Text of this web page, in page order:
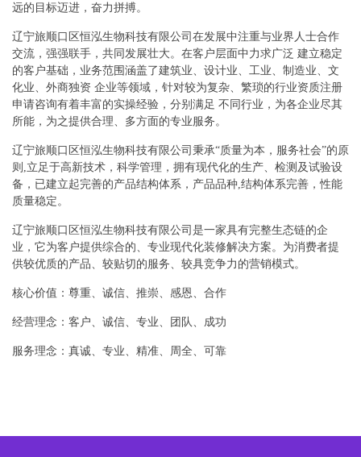
远的目标迈进，奋力拼搏。
辽宁旅顺口区恒泓生物科技有限公司在发展中注重与业界人士合作
交流，强强联手，共同发展壮大。在客户层面中力求广泛 建立稳定
的客户基础，业务范围涵盖了建筑业、设计业、工业、制造业、文
化业、外商独资 企业等领域，针对较为复杂、繁琐的行业资质注册
申请咨询有着丰富的实操经验，分别满足 不同行业，为各企业尽其
所能，为之提供合理、多方面的专业服务。
辽宁旅顺口区恒泓生物科技有限公司秉承“质量为本，服务社会”的原
则,立足于高新技术，科学管理，拥有现代化的生产、检测及试验设
备，已建立起完善的产品结构体系，产品品种,结构体系完善，性能
质量稳定。
辽宁旅顺口区恒泓生物科技有限公司是一家具有完整生态链的企
业，它为客户提供综合的、专业现代化装修解决方案。为消费者提
供较优质的产品、较贴切的服务、较具竞争力的营销模式。
核心价值：尊重、诚信、推崇、感恩、合作
经营理念：客户、诚信、专业、团队、成功
服务理念：真诚、专业、精准、周全、可靠